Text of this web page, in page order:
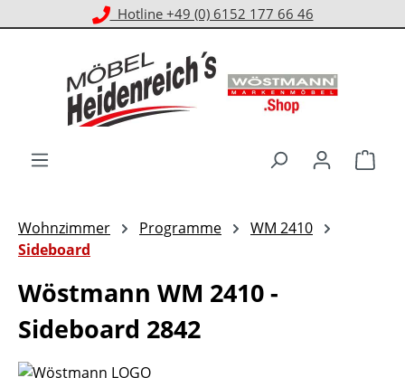
Zum Hauptinhalt springen
Kostenloser Versand ab 1.000 € EKwert**
Wohnzimmer Programme
WM 2410
Sideboard
Wöstmann WM 2410 -
Sideboard 2842